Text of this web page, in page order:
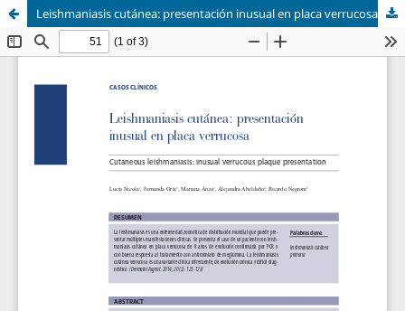
Leishmaniasis cutánea: presentación inusual en placa verrucosa